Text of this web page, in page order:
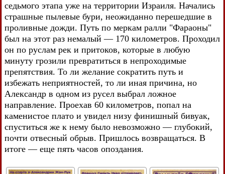
седьмого этапа уже на территории Израиля. Начались
страшные пылевые бури, неожиданно перешедшие в
проливные дожди. Путь по меркам ралли "Фараоны"
был на этот раз немалый — 170 километров. Проходил
он по руслам рек и притоков, которые в любую
минуту грозили превратиться в непроходимые
препятствия. То ли желание сократить путь и
избежать неприятностей, то ли иная причина, но
Александр в одном из русел выбрал ложное
направление. Проехав 60 километров, попал на
каменистое плато и увидел низу финишный бивуак,
спуститься же к нему было невозможно — глубокий,
почти отвесный обрыв. Пришлось возвращаться. В
итоге — еще пять часов опоздания.